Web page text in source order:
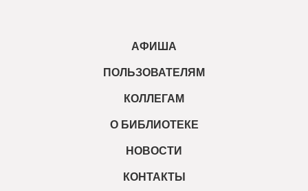
АФИША
ПОЛЬЗОВАТЕЛЯМ
КОЛЛЕГАМ
О БИБЛИОТЕКЕ
НОВОСТИ
КОНТАКТЫ